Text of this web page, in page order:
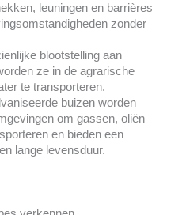
leuningen en barrières
zonder
blootstelling aan
ze in de agrarische
te transporteren.
buizen worden
om gassen, oliën
en bieden een
lange levensduur.